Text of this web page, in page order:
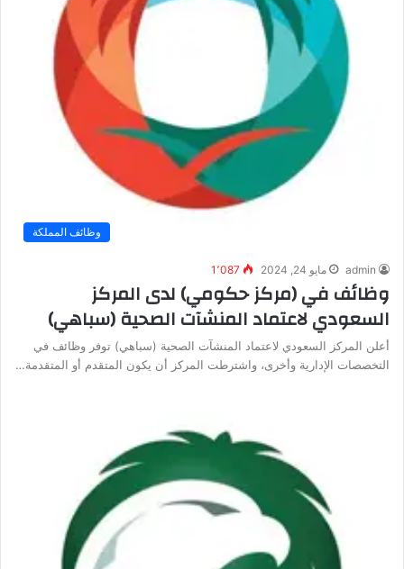
وظائف المملكة
admin مايو 24, 2024 1٬087
وظائف في (مركز حكومي) لدى المركز
السعودي لاعتماد المنشآت الصحية (سباهي)
أعلن المركز السعودي لاعتماد المنشآت الصحية (سباهي) توفر وظائف في
التخصصات الإدارية وأخرى، واشترطت المركز أن يكون المتقدم أو المتقدمة…